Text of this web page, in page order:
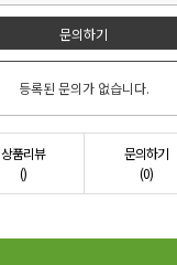
문의하기
등록된 문의가 없습니다.
상품리뷰
()
문의하기
(0)